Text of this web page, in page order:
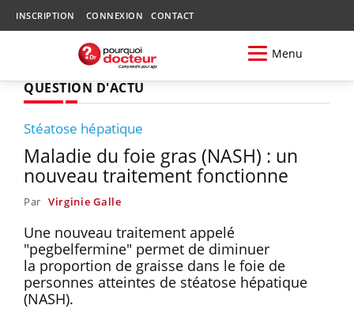
INSCRIPTION CONNEXION CONTACT
Menu
QUESTION D'ACTU
Stéatose hépatique
Maladie du foie gras (NASH) : un
nouveau traitement fonctionne
Par Virginie Galle
Une nouveau traitement appelé
"pegbelfermine" permet de diminuer
la proportion de graisse dans le foie de
personnes atteintes de stéatose hépatique
(NASH).